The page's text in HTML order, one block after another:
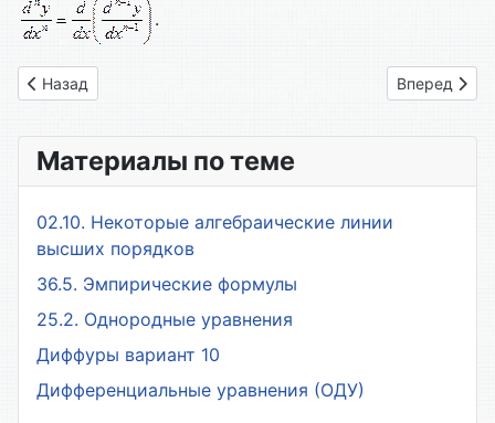
.
Предыдущий: 20. Раскрытие неопределенностей. Правило
Назад Следующий:
Вперед
Материалы по теме
02.10. Некоторые алгебраические линии
высших порядков
36.5. Эмпирические формулы
25.2. Однородные уравнения
Диффуры вариант 10
Дифференциальные уравнения (ОДУ)